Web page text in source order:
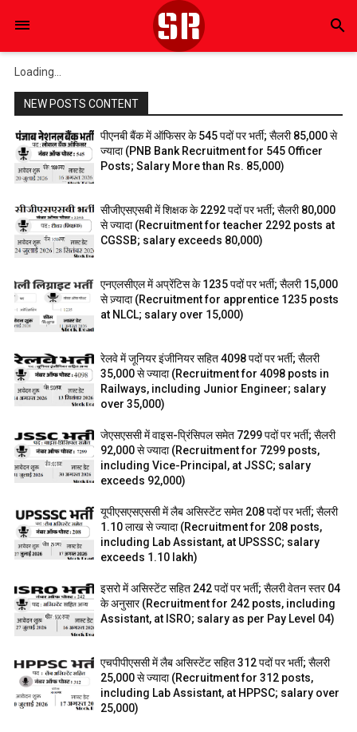
search
Loading...
NEW POSTS CONTENT
पीएनबी बैंक में ऑफिसर के 545 पदों पर भर्ती; सैलरी 85,000 से
ज्यादा (PNB Bank Recruitment for 545 Officer
Posts; Salary More than Rs. 85,000)
सीजीएसएसबी में शिक्षक के 2292 पदों पर भर्ती; सैलरी 80,000
से ज्यादा (Recruitment for teacher 2292 posts at
CGSSB; salary exceeds ₹80,000)
एनएलसीएल में अप्रेंटिस के 1235 पदों पर भर्ती; सैलरी 15,000
से ज़्यादा (Recruitment for apprentice 1235 posts
at NLCL; salary over ₹15,000)
रेलवे में जूनियर इंजीनियर सहित 4098 पदों पर भर्ती; सैलरी
35,000 से ज्यादा (Recruitment for 4098 posts in
Railways, including Junior Engineer; salary
over ₹35,000)
जेएसएससी में वाइस-प्रिंसिपल समेत 7299 पदों पर भर्ती; सैलरी
92,000 से ज्यादा (Recruitment for 7299 posts,
including Vice-Principal, at JSSC; salary
exceeds ₹92,000)
यूपीएसएसएससी में लैब असिस्टेंट समेत 208 पदों पर भर्ती; सैलरी
1.10 लाख से ज्यादा (Recruitment for 208 posts,
including Lab Assistant, at UPSSSC; salary
exceeds ₹1.10 lakh)
इसरो में असिस्टेंट सहित 242 पदों पर भर्ती; सैलरी वेतन स्तर 04
के अनुसार (Recruitment for 242 posts, including
Assistant, at ISRO; salary as per Pay Level 04)
एचपीपीएससी में लैब असिस्टेंट सहित 312 पदों पर भर्ती; सैलरी
25,000 से ज्यादा (Recruitment for 312 posts,
including Lab Assistant, at HPPSC; salary over
₹25,000)